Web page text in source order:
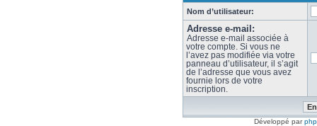
Nom d’utilisateur:
Adresse e-mail:
Adresse e-mail associée à
votre compte. Si vous ne
l’avez pas modifiée via votre
panneau d’utilisateur, il s’agit
de l’adresse que vous avez
fournie lors de votre
inscription.
Développé par